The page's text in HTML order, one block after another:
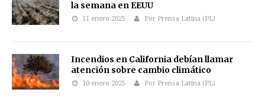
la semana en EEUU
11 enero 2025 Por Prensa Latina (PL)
Incendios en California debían llamar
atención sobre cambio climático
10 enero 2025 Por Prensa Latina (PL)